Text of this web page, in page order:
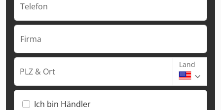
Telefon
Firma
PLZ & Ort
Land
Ich bin Händler